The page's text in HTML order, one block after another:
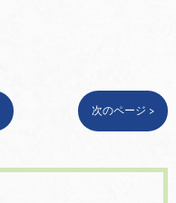
次のページ >